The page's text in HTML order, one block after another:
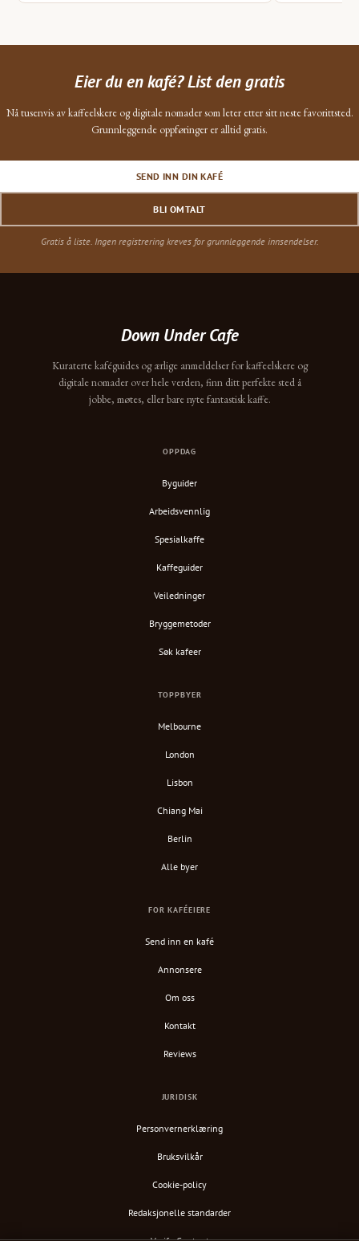
Eier du en kafé? List den gratis
Nå tusenvis av kaffeelskere og digitale nomader som leter etter sitt neste favorittsted.
Grunnleggende oppføringer er alltid gratis.
SEND INN DIN KAFÉ
BLI OMTALT
Gratis å liste. Ingen registrering kreves for grunnleggende innsendelser.
Down Under Cafe
Kuraterte kaféguides og ærlige anmeldelser for kaffeelskere og
digitale nomader over hele verden, finn ditt perfekte sted å
jobbe, møtes, eller bare nyte fantastisk kaffe.
OPPDAG
Byguider
Arbeidsvennlig
Spesialkaffe
Kaffeguider
Veiledninger
Bryggemetoder
Søk kafeer
TOPPBYER
Melbourne
London
Lisbon
Chiang Mai
Berlin
Alle byer
FOR KAFÉEIERE
Send inn en kafé
Annonsere
Om oss
Kontakt
Reviews
JURIDISK
Personvernerklæring
Bruksvilkår
Cookie-policy
Redaksjonelle standarder